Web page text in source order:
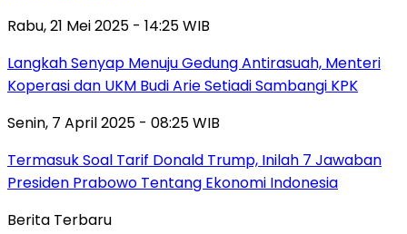
Rabu, 21 Mei 2025 - 14:25 WIB
Langkah Senyap Menuju Gedung Antirasuah, Menteri
Koperasi dan UKM Budi Arie Setiadi Sambangi KPK
Senin, 7 April 2025 - 08:25 WIB
Termasuk Soal Tarif Donald Trump, Inilah 7 Jawaban
Presiden Prabowo Tentang Ekonomi Indonesia
Berita Terbaru